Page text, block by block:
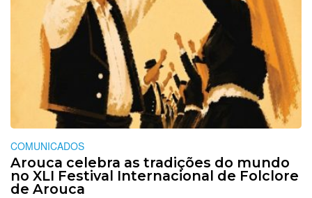
COMUNICADOS
Arouca celebra as tradições do mundo
no XLI Festival Internacional de Folclore
de Arouca